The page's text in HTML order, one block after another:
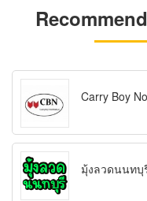
Carry Boy
มุ้งลวดนนทบุ